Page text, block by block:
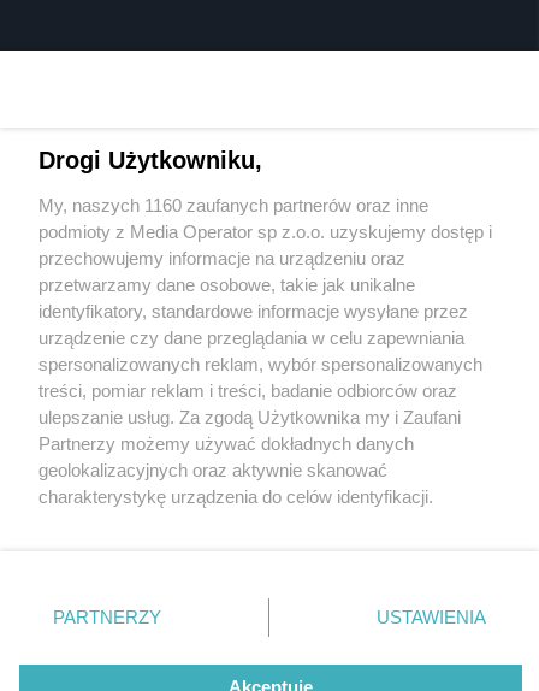
3 / 0
Wydawca mediów lokalnych
Nie zapomnij
zapoznać się z:
polityką prywatności regulamin korzystania z portali
Twojemiasto
Piekary Śląskie
Chorzów
Tarnowskie Góry
Gliwice
Skontakuj sięz nami
Kontakt
Wydawca
Redakcja
Drogi Użytkowniku,
My, naszych 1160 zaufanych partnerów oraz inne
podmioty z Media Operator sp z.o.o. uzyskujemy dostęp i
przechowujemy informacje na urządzeniu oraz
przetwarzamy dane osobowe, takie jak unikalne
identyfikatory, standardowe informacje wysyłane przez
urządzenie czy dane przeglądania w celu zapewniania
spersonalizowanych reklam, wybór spersonalizowanych
treści, pomiar reklam i treści, badanie odbiorców oraz
ulepszanie usług. Za zgodą Użytkownika my i Zaufani
Partnerzy możemy używać dokładnych danych
geolokalizacyjnych oraz aktywnie skanować
charakterystykę urządzenia do celów identyfikacji.
zmienić/wycofać klikając przycisk ustawień prywatności
znajdujący się w lewym dolnym rogu strony
rodzaje przetwarzania danych nie wymagają zgody
użytkownika, ale masz prawo sprzeciwić się takiemu
PARTNERZY USTAWIENIA
Akceptuję